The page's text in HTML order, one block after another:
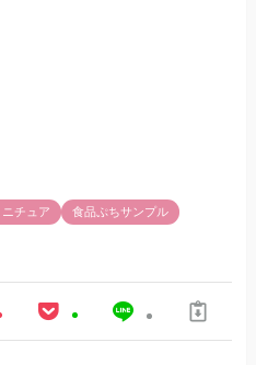
ニチュア 食品ぷちサンプル